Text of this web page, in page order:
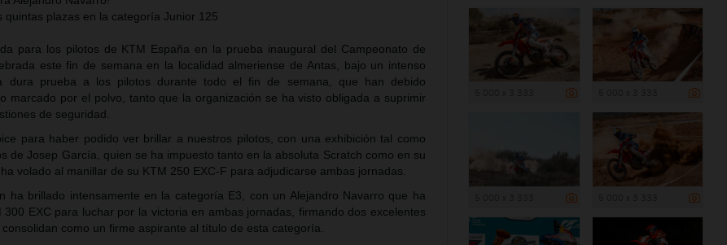
quintas plazas en la categoría Junior 125
para los pilotos de KTM España en la prueba inaugural del Campeonato de
este fin de semana en la localidad almeriense de Antas, bajo un intenso
dura prueba a los pilotos durante todo el fin de semana, que han debido
marcado por el polvo, tanto que la organización se ha visto obligada a suprimir
de seguridad.
para haber podido ver brillar a nuestros pilotos, con una exhibición tal como
de Josep García, quien se ha impuesto tanto en la absoluta Scratch como en su
volado al manillar de su KTM 250 EXC-F para adjudicarse ambas jornadas.
ha brillado intensamente en la categoría E3, con un Alejandro Navarro que ha
300 EXC para luchar por la victoria en ambas jornadas, firmando dos excelentes
como un firme aspirante al título de esta categoría.